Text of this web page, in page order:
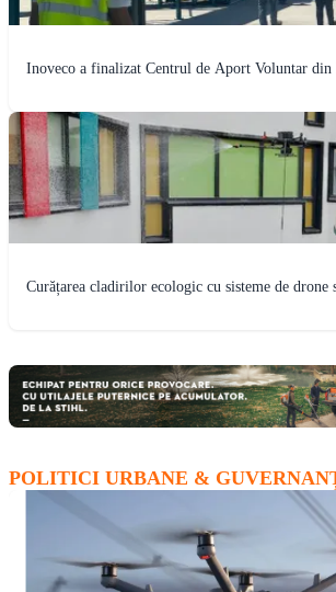
Inoveco a finalizat Centrul de Aport Voluntar din
Curățarea cladirilor ecologic cu sisteme de drone
POLITICI URBANE &